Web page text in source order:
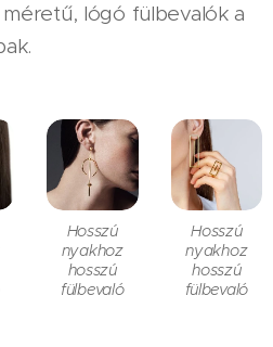
lógó fülbevalók a
Hosszú
nyakhoz
hosszú
fülbevaló
Hosszú
nyakhoz
hosszú
fülbevaló